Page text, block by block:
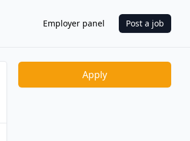
Employer panel Post a job
Apply